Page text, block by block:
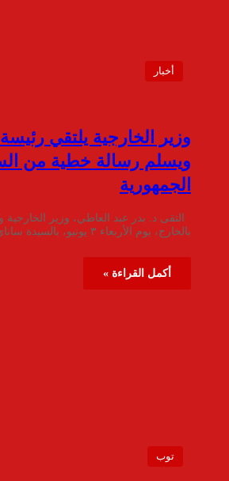
أخبار
وزير الخارجية يلتقي رئيسة
ويسلم رسالة خطية من
الجمهورية
التقى د. بدر عبد العاطي، وزير الخارجية
بالخارج، يوم الأربعاء ٣ يونيو، بالسيدة ساناي تاكاييتشي، رئيسة…
أكمل القراءة »
توب